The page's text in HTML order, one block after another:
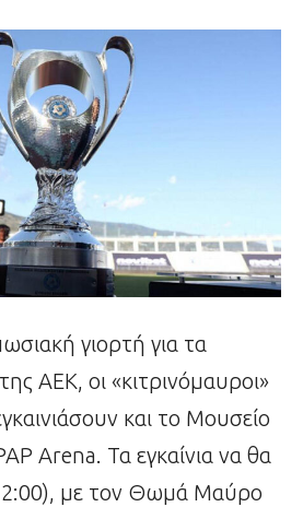
γιορτή για τα
ΑΕΚ, οι «κιτρινόμαυροι»
και το Μουσείο
Arena. Τα εγκαίνια να θα
με τον Θωμά Μαύρο